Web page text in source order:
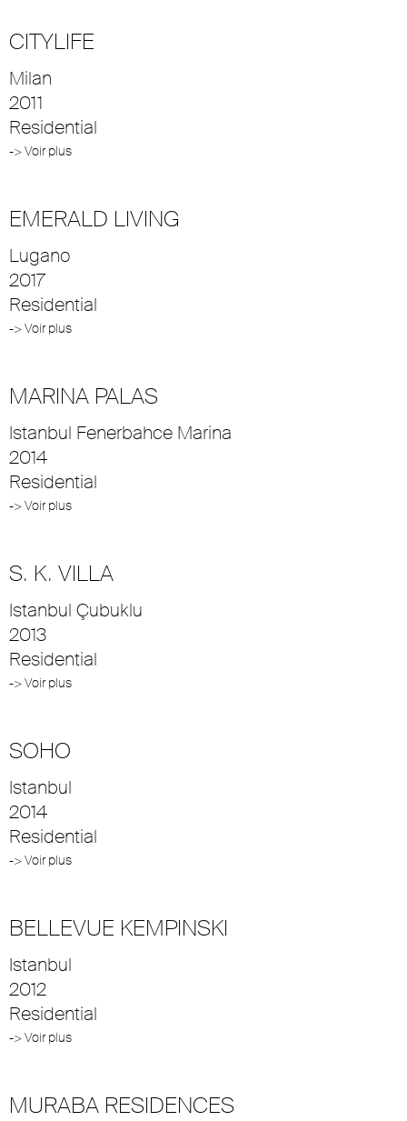
CITYLIFE
Milan
2011
Residential
-> Voir plus
EMERALD LIVING
Lugano
2017
Residential
-> Voir plus
MARINA PALAS
Istanbul Fenerbahce Marina
2014
Residential
-> Voir plus
S. K. VILLA
Istanbul Çubuklu
2013
Residential
-> Voir plus
SOHO
Istanbul
2014
Residential
-> Voir plus
BELLEVUE KEMPINSKI
Istanbul
2012
Residential
-> Voir plus
MURABA RESIDENCES